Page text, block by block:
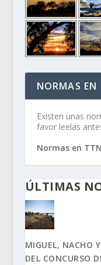
NORMAS EN
Existen unas
favor leelas
Normas en TTN
ÚLTIMAS
MIGUEL, NACHO
DEL CONCURSO